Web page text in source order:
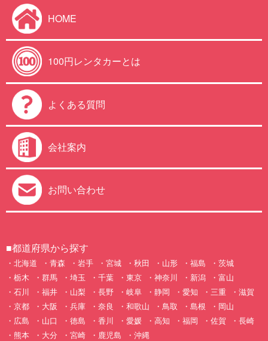
HOME
100円レンタカーとは
よくある質問
会社案内
お問い合わせ
■都道府県から探す
北海道 青森 岩手 宮城 秋田 山形 福島
茨城
栃木
群馬 埼玉 千葉 東京 神奈川 新潟
富山
石川
福井 山梨 長野 岐阜 静岡 愛知 三重
滋賀
京都
大阪 兵庫 奈良 和歌山 鳥取 島根
岡山
広島
山口 徳島 香川 愛媛 高知 福岡 佐賀
長崎
熊本
大分 宮崎 鹿児島 沖縄